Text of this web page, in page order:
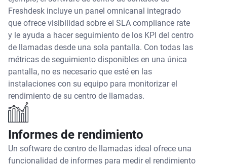
Freshdesk incluye un panel omnicanal integrado
que ofrece visibilidad sobre el SLA compliance rate
y le ayuda a hacer seguimiento de los KPI del centro
de llamadas desde una sola pantalla. Con todas las
métricas de seguimiento disponibles en una única
pantalla, no es necesario que esté en las
instalaciones con su equipo para monitorizar el
rendimiento de su centro de llamadas.
Informes de rendimiento
Un software de centro de llamadas ideal ofrece una
funcionalidad de informes para medir el rendimiento